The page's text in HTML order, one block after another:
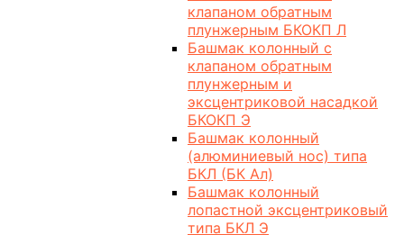
клапаном обратным
плунжерным БКОКП Л
Башмак колонный с
клапаном обратным
плунжерным и
эксцентриковой насадкой
БКОКП Э
Башмак колонный
(алюминиевый нос) типа
БКЛ (БК Ал)
Башмак колонный
лопастной эксцентриковый
типа БКЛ Э